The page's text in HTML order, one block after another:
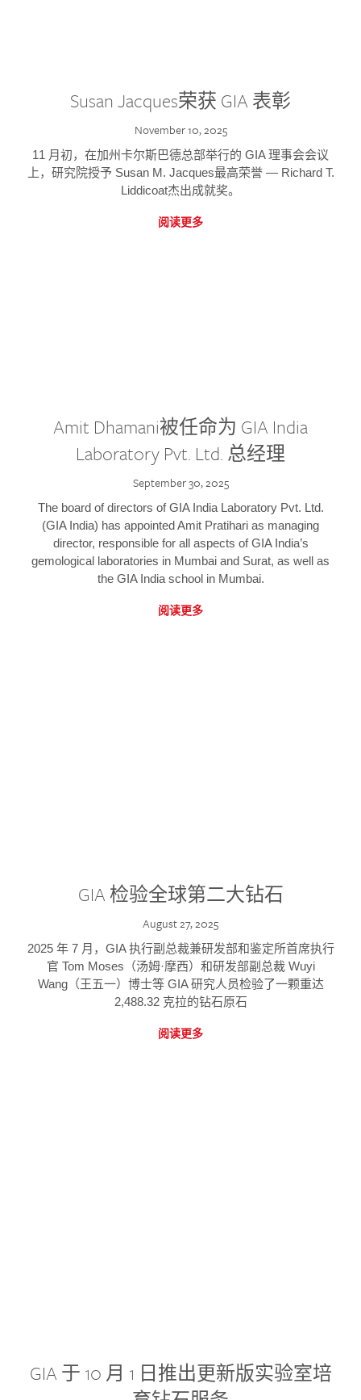
Susan Jacques荣获 GIA 表彰
November 10, 2025
11 月初，在加州卡尔斯巴德总部举行的 GIA 理事会会议
上，研究院授予 Susan M. Jacques最高荣誉 — Richard T.
Liddicoat杰出成就奖。
阅读更多
Amit Dhamani被任命为 GIA India
Laboratory Pvt. Ltd. 总经理
September 30, 2025
The board of directors of GIA India Laboratory Pvt. Ltd.
(GIA India) has appointed Amit Pratihari as managing
director, responsible for all aspects of GIA India’s
gemological laboratories in Mumbai and Surat, as well as
the GIA India school in Mumbai.
阅读更多
GIA 检验全球第二大钻石
August 27, 2025
2025 年 7 月，GIA 执行副总裁兼研发部和鉴定所首席执行
官 Tom Moses（汤姆·摩西）和研发部副总裁 Wuyi
Wang（王五一）博士等 GIA 研究人员检验了一颗重达
2,488.32 克拉的钻石原石
阅读更多
GIA 于 10 月 1 日推出更新版实验室培